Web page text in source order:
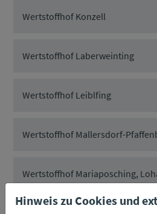
Wertstoffhof Konzell
Wertstoffhof Laberweinting
Wertstoffhof Leiblfing
Wertstoffhof Mallersdorf-
Wertstoffhof Mariaposching,
Hinweis zu Cookies und